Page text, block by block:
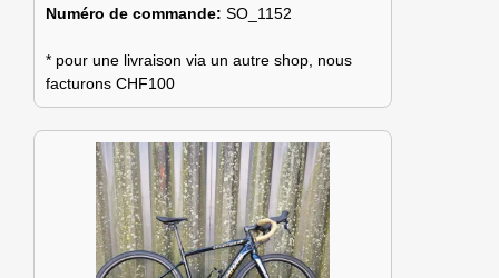
Numéro de commande: SO_1152
* pour une livraison via un autre shop, nous
facturons CHF100